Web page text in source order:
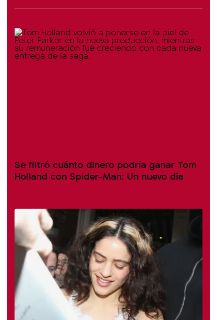
Se filtró cuánto dinero podría ganar Tom
Holland con Spider-Man: Un nuevo día